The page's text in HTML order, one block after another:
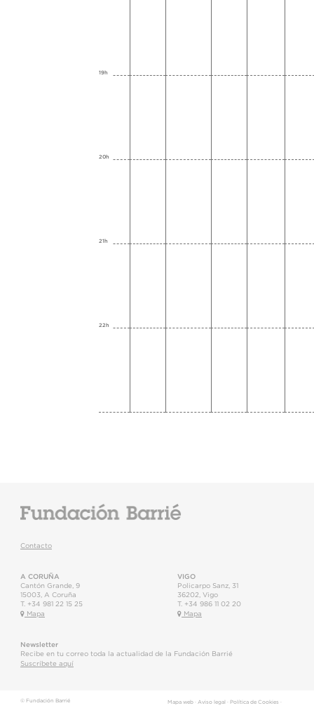
19h
20h
21h
22h
Contacto
A CORUÑA
Cantón Grande, 9
15003
A Coruña
T. +34 981 22 15 25
Mapa
VIGO
Policarpo Sanz, 31
36202 Vigo
T. +34 986 11 02 20
Mapa
Newsletter
Recibe en tu correo toda la actualidad de la Fundación Barrié
Suscríbete aquí
© Fundación Barrié Mapa web· Aviso legal · Política de Cookies ·